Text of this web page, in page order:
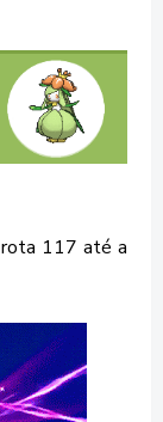
rota 117 até a